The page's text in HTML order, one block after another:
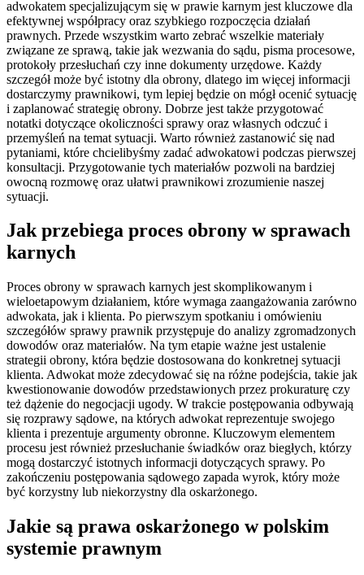
adwokatem specjalizującym się w prawie karnym jest kluczowe dla
efektywnej współpracy oraz szybkiego rozpoczęcia działań
prawnych. Przede wszystkim warto zebrać wszelkie materiały
związane ze sprawą, takie jak wezwania do sądu, pisma procesowe,
protokoły przesłuchań czy inne dokumenty urzędowe. Każdy
szczegół może być istotny dla obrony, dlatego im więcej informacji
dostarczymy prawnikowi, tym lepiej będzie on mógł ocenić sytuację
i zaplanować strategię obrony. Dobrze jest także przygotować
notatki dotyczące okoliczności sprawy oraz własnych odczuć i
przemyśleń na temat sytuacji. Warto również zastanowić się nad
pytaniami, które chcielibyśmy zadać adwokatowi podczas pierwszej
konsultacji. Przygotowanie tych materiałów pozwoli na bardziej
owocną rozmowę oraz ułatwi prawnikowi zrozumienie naszej
sytuacji.
Jak przebiega proces obrony w sprawach
karnych
Proces obrony w sprawach karnych jest skomplikowanym i
wieloetapowym działaniem, które wymaga zaangażowania zarówno
adwokata, jak i klienta. Po pierwszym spotkaniu i omówieniu
szczegółów sprawy prawnik przystępuje do analizy zgromadzonych
dowodów oraz materiałów. Na tym etapie ważne jest ustalenie
strategii obrony, która będzie dostosowana do konkretnej sytuacji
klienta. Adwokat może zdecydować się na różne podejścia, takie jak
kwestionowanie dowodów przedstawionych przez prokuraturę czy
też dążenie do negocjacji ugody. W trakcie postępowania odbywają
się rozprawy sądowe, na których adwokat reprezentuje swojego
klienta i prezentuje argumenty obronne. Kluczowym elementem
procesu jest również przesłuchanie świadków oraz biegłych, którzy
mogą dostarczyć istotnych informacji dotyczących sprawy. Po
zakończeniu postępowania sądowego zapada wyrok, który może
być korzystny lub niekorzystny dla oskarżonego.
Jakie są prawa oskarżonego w polskim
systemie prawnym